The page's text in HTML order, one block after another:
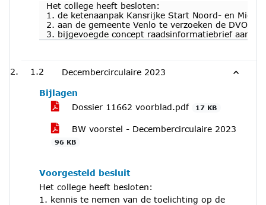
Het college heeft besloten:
1. de ketenaanpak Kansrijke Start Noord- en
2. aan de gemeente Venlo te verzoeken de DVO
3. bijgevoegde concept raadsinformatiebrief aan
1.2 Decembercirculaire 2023
Bijlagen
Dossier 11662 voorblad.pdf
17 KB
BW voorstel - Decembercirculaire 2023
96 KB
Voorgesteld besluit
Het college heeft besloten:
1. kennis te nemen van de toelichting op de